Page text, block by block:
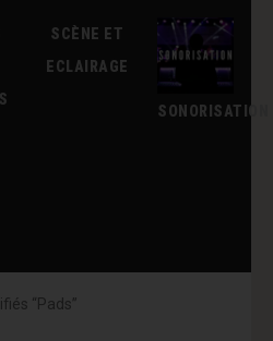
SCÈNE ET
ECLAIRAGE
SONORISATION
“Pads”